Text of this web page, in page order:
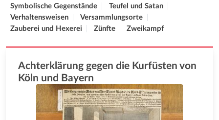
Symbolische Gegenstände
Teufel und Satan
Verhaltensweisen
Versammlungsorte
Zauberei und Hexerei
Zünfte Zweikampf
Achterklärung gegen die Kurfüsten von
Köln und Bayern